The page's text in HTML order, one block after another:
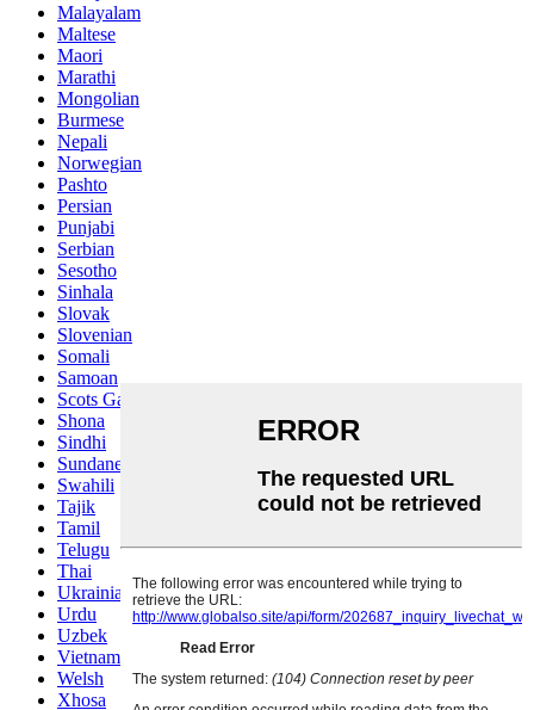
Malayalam
Maltese
Maori
Marathi
Mongolian
Burmese
Nepali
Norwegian
Pashto
Persian
Punjabi
Serbian
Sesotho
Sinhala
Slovak
Slovenian
Somali
Samoan
Scots Gaelic
Shona
Sindhi
Sundanese
Swahili
Tajik
Tamil
Telugu
Thai
Ukrainian
Urdu
Uzbek
Vietnamese
Welsh
Xhosa